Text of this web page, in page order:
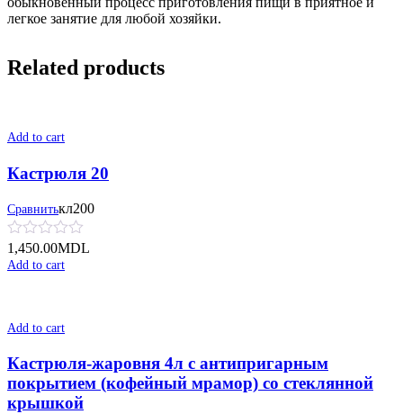
легкое занятие для любой хозяйки.
Related products
Add to cart
Кастрюля 20
Сравнитькл200
1,450.00MDL
Add to cart
Add to cart
Кастрюля-жаровня 4л с антипригарным
покрытием (кофейный мрамор) со стеклянной
крышкой